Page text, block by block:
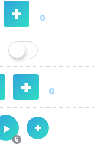
+ 0
+ 0
+